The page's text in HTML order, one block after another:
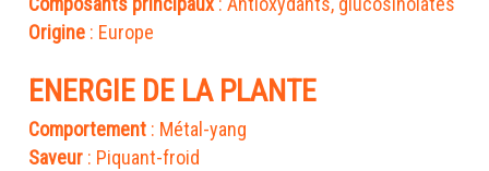
Origine : Europe
ENERGIE DE LA PLANTE
Comportement
Saveur : Piquant-froid